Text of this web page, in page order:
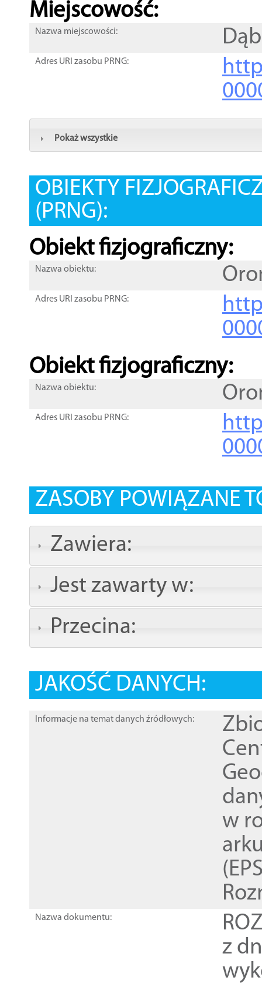
Miejscowość:
Nazwa miejscowości:
Adres URI zasobu PRNG:
Pokaż wszystkie
OBIEKTY
(PRNG):
Obiekt fizjograficzny:
Nazwa obiektu:
Adres URI zasobu PRNG:
Obiekt fizjograficzny:
Nazwa obiektu:
Adres URI zasobu PRNG:
ZASOBY POWIĄZANE
Zawiera:
Jest zawarty w:
Przecina:
JAKOŚĆ DANYCH:
Informacje na temat danych źródłowych:
w
Nazwa dokumentu:
z